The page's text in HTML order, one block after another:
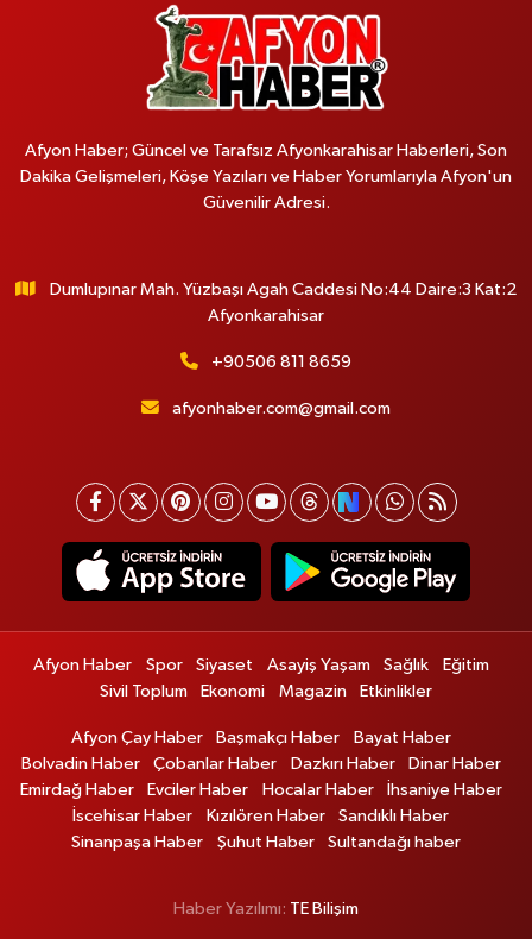
Afyon Haber; Güncel ve Tarafsız Afyonkarahisar Haberleri, Son
Dakika Gelişmeleri, Köşe Yazıları ve Haber Yorumlarıyla Afyon'un
Güvenilir Adresi.
Dumlupınar Mah. Yüzbaşı Agah Caddesi No:44 Daire:3 Kat:2
Afyonkarahisar
+90506 811 8659
afyonhaber.com@gmail.com
Afyon Haber Spor Siyaset Asayiş Yaşam Sağlık
Eğitim
Sivil Toplum
Ekonomi Magazin Etkinlikler
Afyon Çay Haber Başmakçı Haber
Bayat Haber
Bolvadin Haber
Çobanlar Haber Dazkırı Haber
Dinar Haber
Emirdağ Haber
Evciler Haber Hocalar Haber
İhsaniye Haber
İscehisar Haber
Kızılören Haber
Sandıklı Haber
Sinanpaşa Haber
Şuhut Haber Sultandağı haber
Haber Yazılımı: TE Bilişim